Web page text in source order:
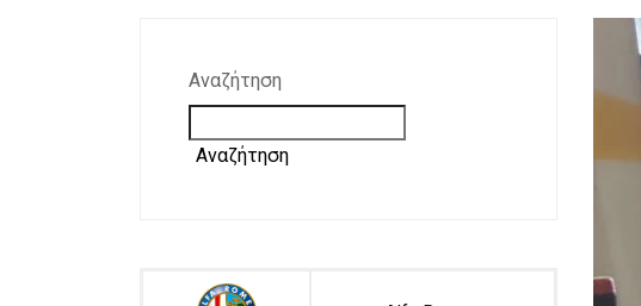
Αναζήτηση
Αναζήτηση